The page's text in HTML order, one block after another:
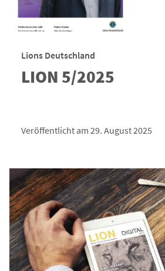
Lions Deutschland
LION 5/2025
Veröffentlicht am 29. August 2025